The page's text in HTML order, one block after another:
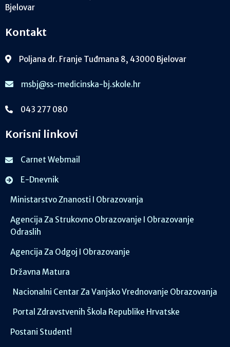
Bjelovar
Kontakt
Poljana dr. Franje Tuđmana 8, 43000 Bjelovar
msbj@ss-medicinska-bj.skole.hr
043 277 080
Korisni linkovi
Carnet Webmail
E-Dnevnik
Ministarstvo Znanosti I Obrazovanja
Agencija Za Strukovno Obrazovanje I Obrazovanje
Odraslih
Agencija Za Odgoj I Obrazovanje
Državna Matura
Nacionalni Centar Za Vanjsko Vrednovanje Obrazovanja
Portal Zdravstvenih Škola Republike Hrvatske
Postani Student!